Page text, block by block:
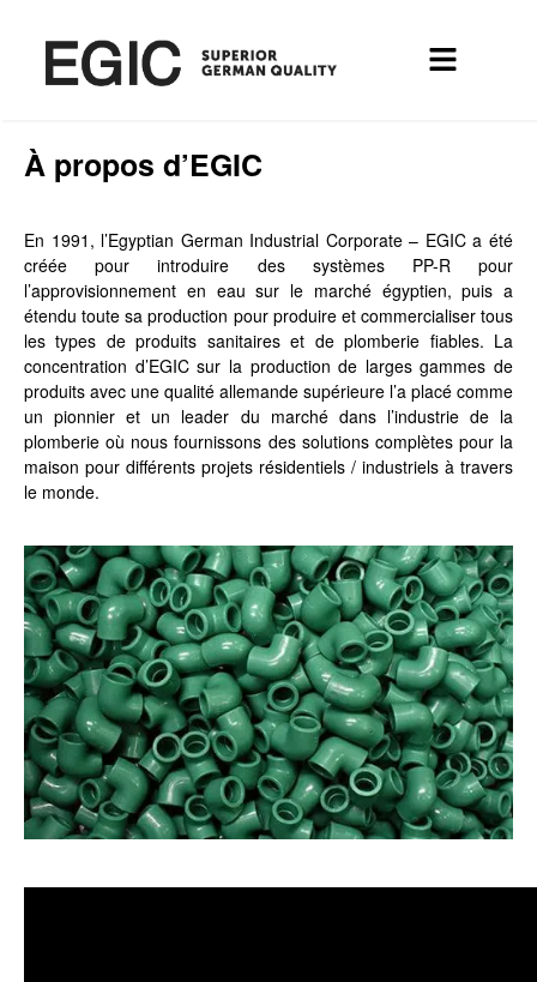
À propos d’EGIC
En 1991, l’Egyptian German Industrial Corporate – EGIC a été
créée pour introduire des systèmes PP-R pour
l’approvisionnement en eau sur le marché égyptien, puis a
étendu toute sa production pour produire et commercialiser tous
les types de produits sanitaires et de plomberie fiables. La
concentration d’EGIC sur la production de larges gammes de
produits avec une qualité allemande supérieure l’a placé comme
un pionnier et un leader du marché dans l’industrie de la
plomberie où nous fournissons des solutions complètes pour la
maison pour différents projets résidentiels / industriels à travers
le monde.